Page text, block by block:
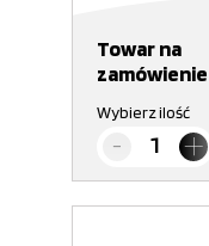
Towar na
zamówienie
Wybierz ilość